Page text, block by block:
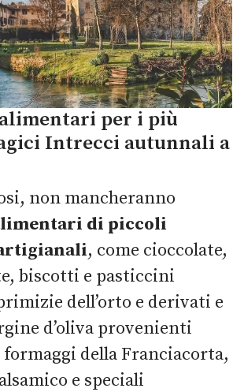
per i più
Intrecci autunnali a
non mancheranno
di piccoli
, come cioccolate,
biscotti e pasticcini
dell’orto e derivati e
d’oliva provenienti
formaggi della Franciacorta,
e speciali